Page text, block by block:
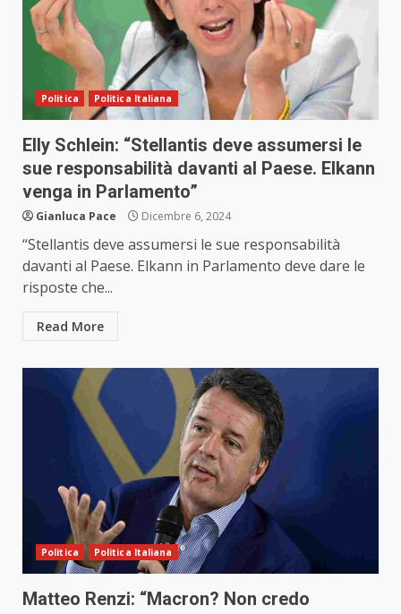
Politica Politica Italiana
Elly Schlein: “Stellantis deve assumersi le
sue responsabilità davanti al Paese. Elkann
venga in Parlamento”
Gianluca Pace Dicembre 6, 2024
“Stellantis deve assumersi le sue responsabilità
davanti al Paese. Elkann in Parlamento deve dare le
risposte che...
Read More
Politica Politica Italiana
Matteo Renzi: “Macron? Non credo